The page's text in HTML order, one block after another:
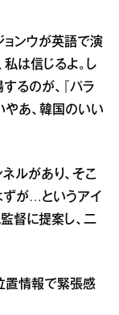
ョンウが英語で演
私は信じるよ。し
るのが、『パラ
やあ、韓国のいい
ルがあり、そこ
が…というアイ
監督に提案し、二
置情報で緊張感